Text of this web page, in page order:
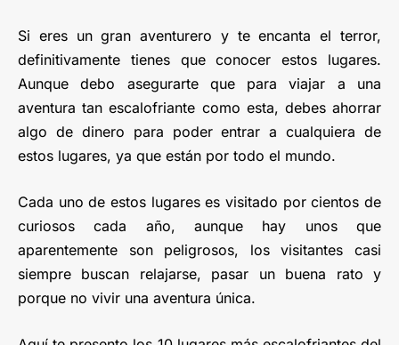
Si eres un gran aventurero y te encanta el terror,
definitivamente tienes que conocer estos lugares.
Aunque debo asegurarte que para viajar a una
aventura tan escalofriante como esta, debes ahorrar
algo de dinero para poder entrar a cualquiera de
estos lugares, ya que están por todo el mundo.
Cada uno de estos lugares es visitado por cientos de
curiosos cada año, aunque hay unos que
aparentemente son peligrosos, los visitantes casi
siempre buscan relajarse, pasar un buena rato y
porque no vivir una aventura única.